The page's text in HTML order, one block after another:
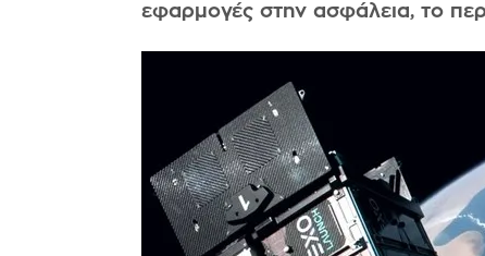
εφαρμογές στην ασφάλεια, το